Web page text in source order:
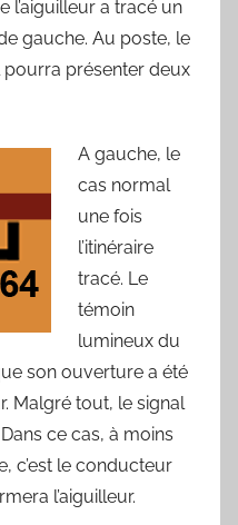
l’aiguilleur a tracé un
gauche. Au poste, le
présenter deux
A gauche, le
cas normal
une fois
l’itinéraire
tracé. Le
témoin
lumineux du
son ouverture a été
Malgré tout, le signal
ce cas, à moins
c’est le conducteur
l’aiguilleur.